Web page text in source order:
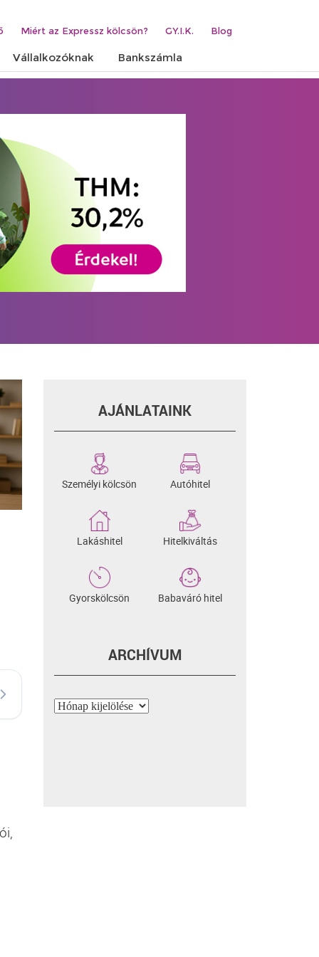
Miért az Expressz kölcsön? GY.I.K. Blog
Vállalkozóknak Bankszámla
AJÁNLATAINK
Személyi kölcsön Autóhitel
Lakáshitel Hitelkiváltás
Gyorskölcsön Babaváró hitel
ARCHÍVUM
Archívum